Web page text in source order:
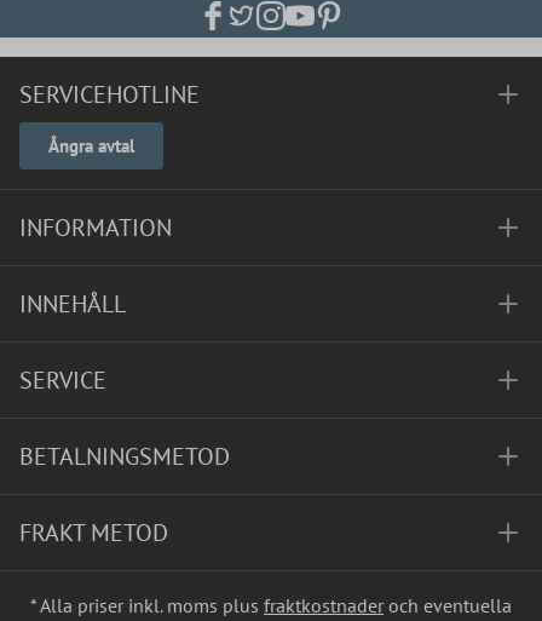
SERVICEHOTLINE
Ångra avtal
INFORMATION
INNEHÅLL
SERVICE
BETALNINGSMETOD
FRAKT METOD
* Alla priser inkl. moms plus fraktkostnader och eventuella